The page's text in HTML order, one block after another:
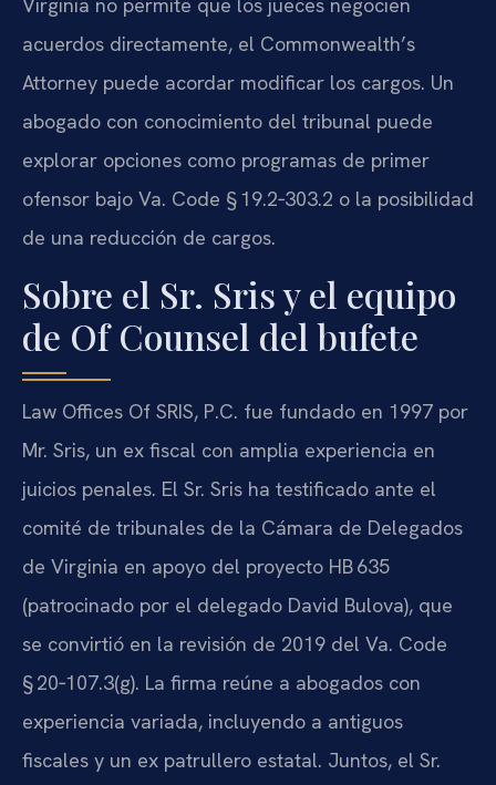
Virginia no permite que los jueces negocien
acuerdos directamente, el Commonwealth’s
Attorney puede acordar modificar los cargos. Un
abogado con conocimiento del tribunal puede
explorar opciones como programas de primer
ofensor bajo Va. Code § 19.2‑303.2 o la posibilidad
de una reducción de cargos.
Sobre el Sr. Sris y el equipo
de Of Counsel del bufete
Law Offices Of SRIS, P.C. fue fundado en 1997 por
Mr. Sris, un ex fiscal con amplia experiencia en
juicios penales. El Sr. Sris ha testificado ante el
comité de tribunales de la Cámara de Delegados
de Virginia en apoyo del proyecto HB 635
(patrocinado por el delegado David Bulova), que
se convirtió en la revisión de 2019 del Va. Code
§ 20‑107.3(g). La firma reúne a abogados con
experiencia variada, incluyendo a antiguos
fiscales y un ex patrullero estatal. Juntos, el Sr.